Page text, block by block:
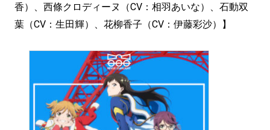
香）、西條クロディーヌ（CV：相羽あいな）、石動双
葉（CV：生田輝）、花柳香子（CV：伊藤彩沙）】